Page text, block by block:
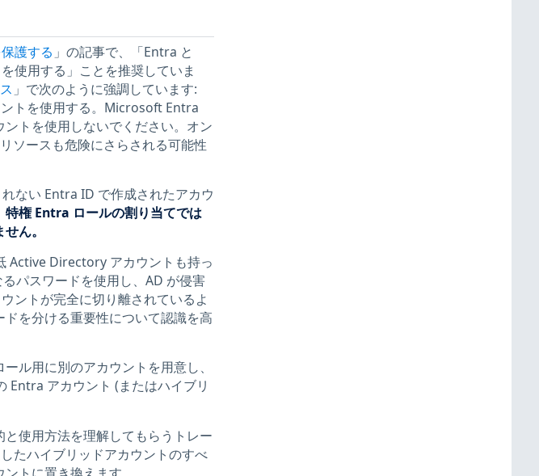
護する 」の記事で、「Entra と
使用する」ことを推奨していま
」で次のように強調しています:
トを使用する。Microsoft Entra
トを使用しないでください。オン
ソースも危険にさらされる可能性
ない Entra ID で作成されたアカウ
特権 Entra ロールの割り当てでは
ん。
Active Directory アカウントも持っ
パスワードを使用し、AD が侵害
ントが完全に切り離されているよ
を分ける重要性について認識を高
ル用に別のアカウントを用意し、
Entra アカウント (またはハイブリ
使用方法を理解してもらうトレー
たハイブリッドアカウントのすべ
トに置き換えます。